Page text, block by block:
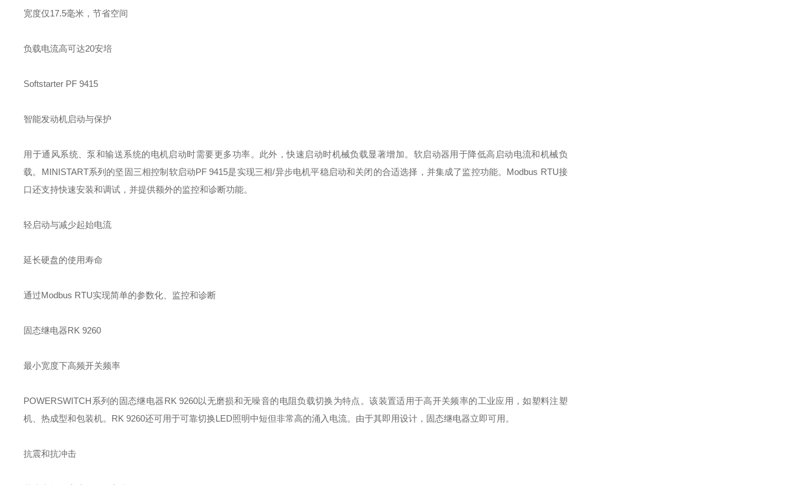
宽度仅17.5毫米，节省空间
负载电流高可达20安培
Softstarter PF 9415
智能发动机启动与保护
用于通风系统、泵和输送系统的电机启动时需要更多功率。此外，快速启动时机械负载显著增加。软启动器用于降低高启动电流和机械负
载。MINISTART系列的坚固三相控制软启动PF 9415是实现三相/异步电机平稳启动和关闭的合适选择，并集成了监控功能。Modbus RTU接
口还支持快速安装和调试，并提供额外的监控和诊断功能。
轻启动与减少起始电流
延长硬盘的使用寿命
通过Modbus RTU实现简单的参数化、监控和诊断
固态继电器RK 9260
最小宽度下高频开关频率
POWERSWITCH系列的固态继电器RK 9260以无磨损和无噪音的电阻负载切换为特点。该装置适用于高开关频率的工业应用，如塑料注塑
机、热成型和包装机。RK 9260还可用于可靠切换LED照明中短但非常高的涌入电流。由于其即用设计，固态继电器立即可用。
抗震和抗冲击